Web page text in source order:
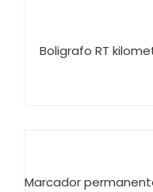
Boligrafo RT
Marcador